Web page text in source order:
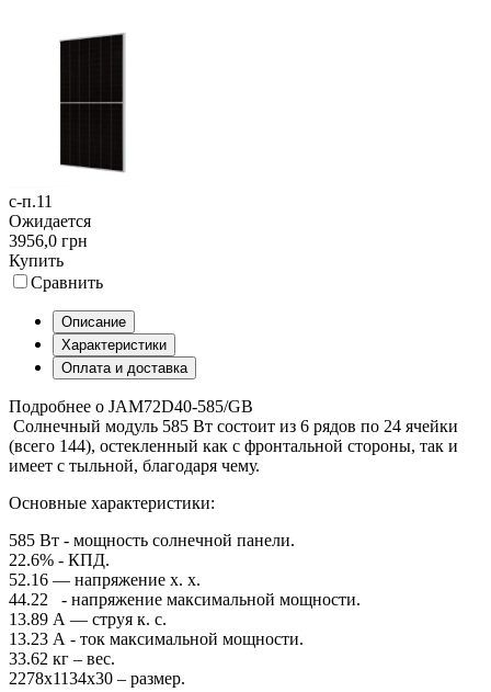
с-п.11
Ожидается
3956,0 грн
Купить
Сравнить
Описание
Характеристики
Оплата и доставка
Подробнее о JAM72D40-585/GB
Солнечный модуль 585 Вт состоит из 6 рядов по 24 ячейки
(всего 144), остекленный как с фронтальной стороны, так и
имеет с тыльной, благодаря чему.
Основные характеристики:
585 Вт - мощность солнечной панели.
22.6% - КПД.
52.16 — напряжение х. х.
44.22 - напряжение максимальной мощности.
13.89 А — струя к. с.
13.23 А - ток максимальной мощности.
33.62 кг – вес.
2278x1134x30 – размер.